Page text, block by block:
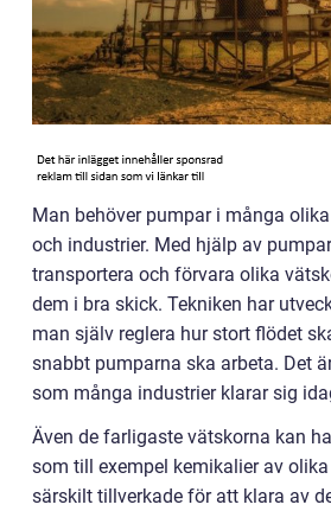
Man behöver pumpar i många
och industrier. Med hjälp av
transportera och förvara olika
dem i bra skick. Tekniken har
man själv reglera hur stort flödet
snabbt pumparna ska arbeta. Det
som många industrier klarar sig
Även de farligaste vätskorna kan
som till exempel kemikalier av
särskilt tillverkade för att klara av